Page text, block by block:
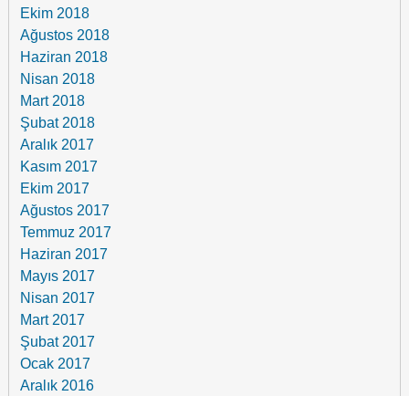
Ekim 2018
Ağustos 2018
Haziran 2018
Nisan 2018
Mart 2018
Şubat 2018
Aralık 2017
Kasım 2017
Ekim 2017
Ağustos 2017
Temmuz 2017
Haziran 2017
Mayıs 2017
Nisan 2017
Mart 2017
Şubat 2017
Ocak 2017
Aralık 2016